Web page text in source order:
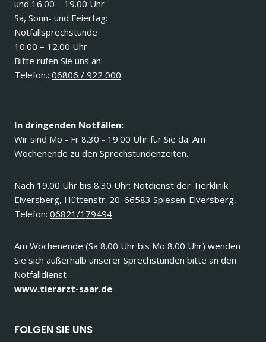
und 16.00 – 19.00 Uhr
Sa, Sonn- und Feiertag:
Notfallsprechstunde
10.00 – 12.00 Uhr
Bitte rufen Sie uns an:
Telefon.: 06806 / 922 000
In dringenden Notfällen:
Wir sind Mo - Fr 8.30 - 19.00 Uhr für Sie da. Am
Wochenende zu den Sprechstundenzeiten.
Nach 19.00 Uhr bis 8.30 Uhr: Notdienst der Tierklinik
Elversberg, Hüttenstr. 20. 66583 Spiesen-Elversberg,
Telefon: 06821/179494
Am Wochenende (Sa 8.00 Uhr bis Mo 8.00 Uhr) wenden
Sie sich außerhalb unserer Sprechstunden bitte an den
Notfalldienst
www.tierarzt-saar.de
FOLGEN SIE UNS